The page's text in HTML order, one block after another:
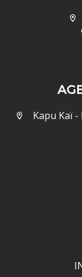
Kapu Kaï -